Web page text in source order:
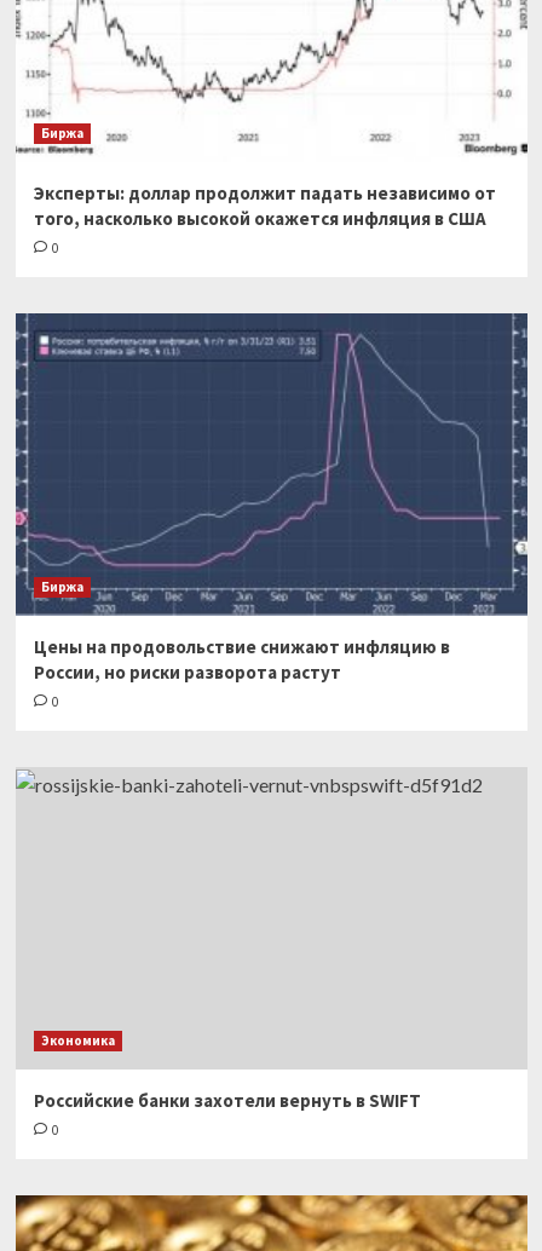
Биржа
Эксперты: доллар продолжит падать независимо от
того, насколько высокой окажется инфляция в США
0
Биржа
Цены на продовольствие снижают инфляцию в
России, но риски разворота растут
0
Экономика
Российские банки захотели вернуть в SWIFT
0